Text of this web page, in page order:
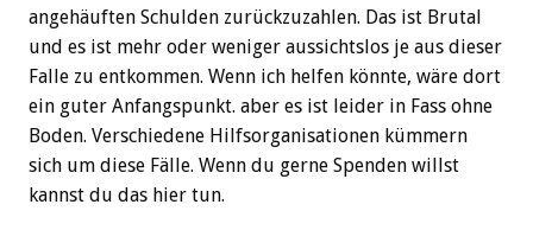
angehäuften Schulden zurückzuzahlen. Das ist Brutal
und es ist mehr oder weniger aussichtslos je aus dieser
Falle zu entkommen. Wenn ich helfen könnte, wäre dort
ein guter Anfangspunkt. aber es ist leider in Fass ohne
Boden. Verschiedene Hilfsorganisationen kümmern
sich um diese Fälle. Wenn du gerne Spenden willst
kannst du das hier tun.